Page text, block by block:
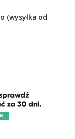
(wysyłka od